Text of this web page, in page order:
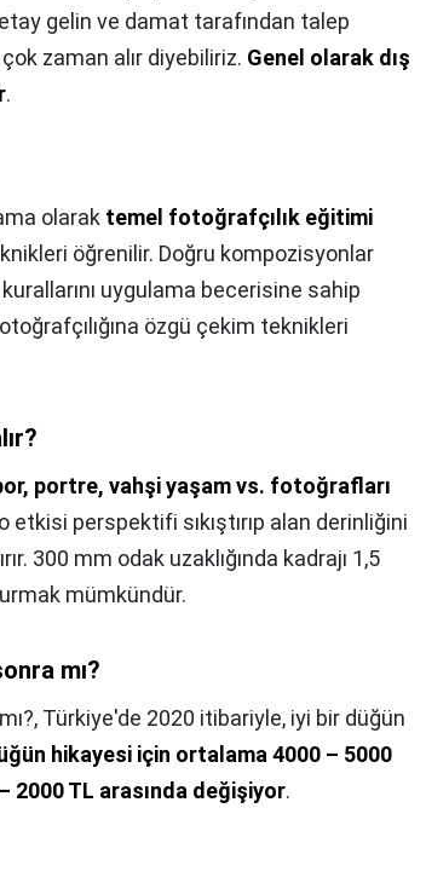
gelin ve damat tarafından talep
zaman alır diyebiliriz. Genel olarak dış
.
olarak temel fotoğrafçılık eğitimi
öğrenilir. Doğru kompozisyonlar
uygulama becerisine sahip
özgü çekim teknikleri
portre, vahşi yaşam vs. fotoğrafları
etkisi perspektifi sıkıştırıp alan derinliğini
300 mm odak uzaklığında kadrajı 1,5
mümkündür.
mı?
Türkiye'de 2020 itibariyle, iyi bir düğün
hikayesi için ortalama 4000 – 5000
2000 TL arasında değişiyor.